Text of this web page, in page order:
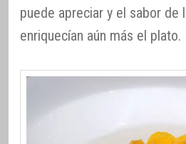
puede apreciar y el sabor de
enriquecían aún más el plato.